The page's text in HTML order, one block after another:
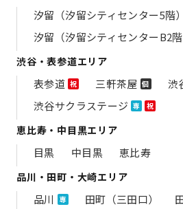
汐留（汐留シティセンター5階）
汐留（汐留シティセンターB2階
渋谷・表参道エリア
表参道 祝 三軒茶屋 個
渋
渋谷サクラステージ 専 祝
恵比寿・中目黒エリア
目黒 中目黒 恵比寿
品川・田町・大崎エリア
品川 専 田町（三田口）